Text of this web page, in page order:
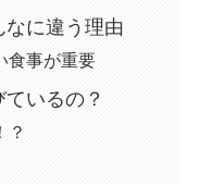
なに違う理由
食事が重要
いるの？
？